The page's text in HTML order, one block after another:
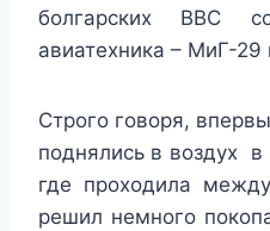
болгарских ВВС
авиатехника – МиГ-29
Строго говоря,
поднялись в воздух
где проходила
решил немного